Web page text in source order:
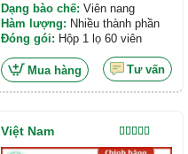
Dạng bào chế: Viên nang
Hàm lượng: Nhiều thành phần
Đóng gói: Hộp 1 lọ 60 viên
Mua hàng Tư vấn
Được xếp
Việt Nam